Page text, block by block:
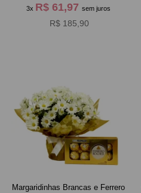
3x R$ 61,97 sem juros
R$ 185,90
Margaridinhas Brancas e Ferrero